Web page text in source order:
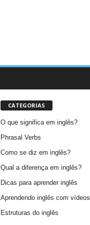
CATEGORIAS
O que significa em inglês?
Phrasal Verbs
Como se diz em inglês?
Qual a diferença em inglês?
Dicas para aprender inglês
Aprendendo inglês com vídeos
Estruturas do inglês